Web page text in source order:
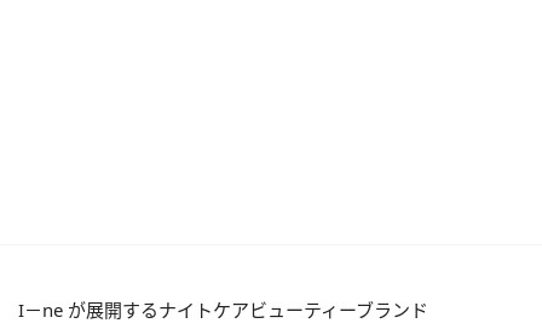
I－ne が展開するナイトケアビューティーブランド